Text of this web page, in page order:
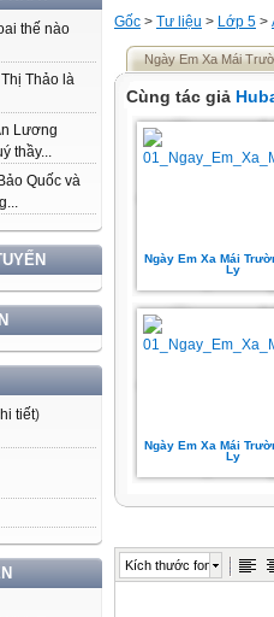
thế nào
Thảo là
Lương
thầy...
Quốc và
tiết)
Gốc > Tư liệu > Lớp 5 >
Ngày Em Xa Mái
Cùng tác giả
Ngày Em Xa Mái
Ly
Ngày Em Xa Mái
Ly
Kích thước font